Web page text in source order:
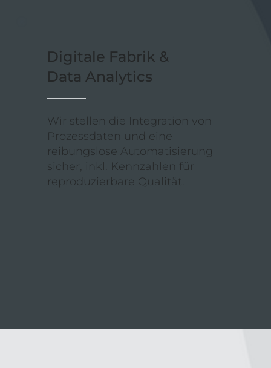
Digitale Fabrik &
Data Analytics
Wir stellen die Integration von
Prozessdaten und eine
reibungslose Automatisierung
sicher, inkl. Kennzahlen für
reproduzierbare Qualität.